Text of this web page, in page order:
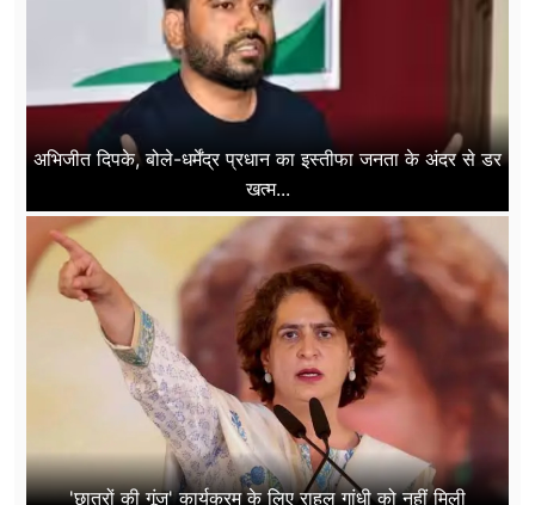
अभिजीत दिपके, बोले-धर्मेंद्र प्रधान का इस्तीफा जनता के अंदर से डर
खत्म...
'छात्रों की गूंज' कार्यक्रम के लिए राहुल गांधी को नहीं मिली